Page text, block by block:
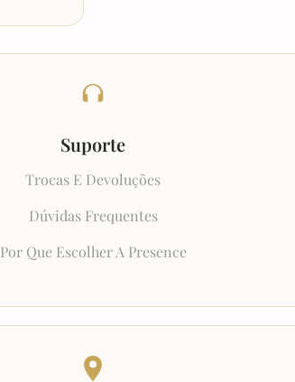
Suporte
Trocas E Devoluções
Dúvidas Frequentes
Por Que Escolher A Presence